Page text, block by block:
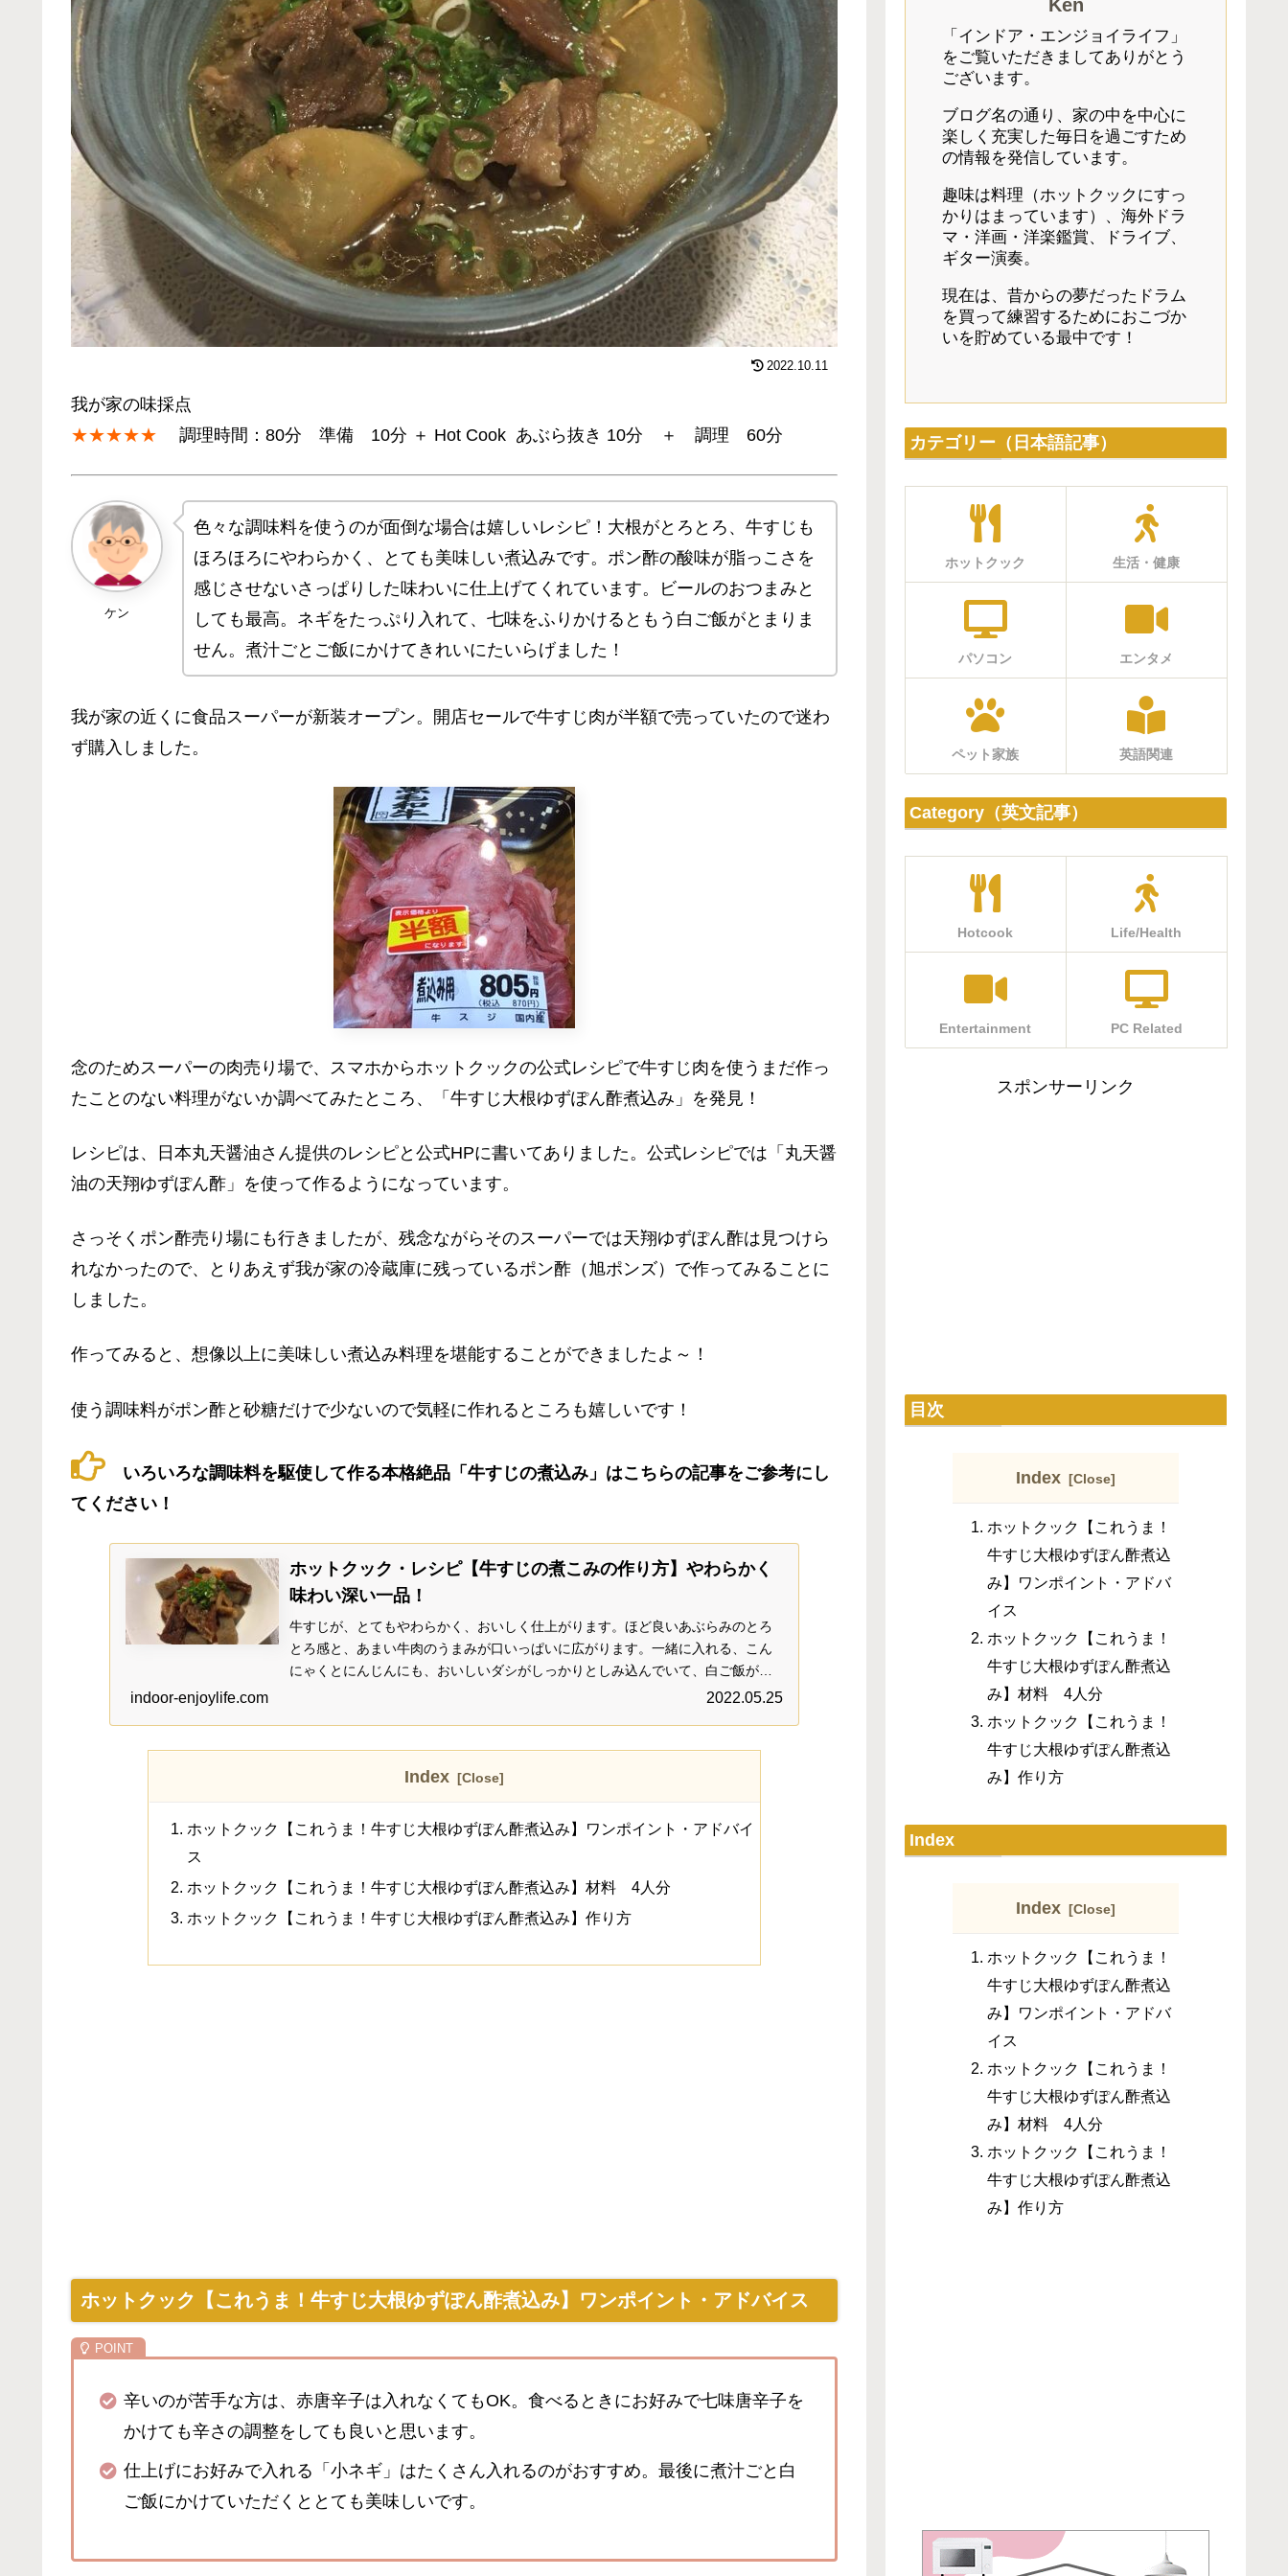
2022.10.11
我が家の味採点
★★★★★ 調理時間：80分 準備 10分 ＋ Hot Cook あぶら抜き 10分 ＋ 調理 60分
ケン
色々な調味料を使うのが面倒な場合は嬉しいレシピ！大根がとろとろ、牛すじも
ほろほろにやわらかく、とても美味しい煮込みです。ポン酢の酸味が脂っこさを
感じさせないさっぱりした味わいに仕上げてくれています。ビールのおつまみと
しても最高。ネギをたっぷり入れて、七味をふりかけるともう白ご飯がとまりま
せん。煮汁ごとご飯にかけてきれいにたいらげました！
我が家の近くに食品スーパーが新装オープン。開店セールで牛すじ肉が半額で売っていたので迷わ
ず購入しました。
念のためスーパーの肉売り場で、スマホからホットクックの公式レシピで牛すじ肉を使うまだ作っ
たことのない料理がないか調べてみたところ、「牛すじ大根ゆずぽん酢煮込み」を発見！
レシピは、日本丸天醤油さん提供のレシピと公式HPに書いてありました。公式レシピでは「丸天醤
油の天翔ゆずぽん酢」を使って作るようになっています。
さっそくポン酢売り場にも行きましたが、残念ながらそのスーパーでは天翔ゆずぽん酢は見つけら
れなかったので、とりあえず我が家の冷蔵庫に残っているポン酢（旭ポンズ）で作ってみることに
しました。
作ってみると、想像以上に美味しい煮込み料理を堪能することができましたよ～！
使う調味料がポン酢と砂糖だけで少ないので気軽に作れるところも嬉しいです！
いろいろな調味料を駆使して作る本格絶品「牛すじの煮込み」はこちらの記事をご参考にし
てください！
ホットクック・レシピ【牛すじの煮こみの作り方】やわらかく
味わい深い一品！
牛すじが、とてもやわらかく、おいしく仕上がります。ほど良いあぶらみのとろ
とろ感と、あまい牛肉のうまみが口いっぱいに広がります。一緒に入れる、こん
にゃくとにんじんにも、おいしいダシがしっかりとしみ込んでいて、白ご飯がど
indoor-enjoylife.com 2022.05.25
Index
ホットクック【これうま！牛すじ大根ゆずぽん酢煮込み】ワンポイント・アドバイ
ス
ホットクック【これうま！牛すじ大根ゆずぽん酢煮込み】材料 4人分
ホットクック【これうま！牛すじ大根ゆずぽん酢煮込み】作り方
ホットクック【これうま！牛すじ大根ゆずぽん酢煮込み】ワンポイント・アドバイス
辛いのが苦手な方は、赤唐辛子は入れなくてもOK。食べるときにお好みで七味唐辛子を
かけても辛さの調整をしても良いと思います。
仕上げにお好みで入れる「小ネギ」はたくさん入れるのがおすすめ。最後に煮汁ごと白
ご飯にかけていただくととても美味しいです。
Ken
「インドア・エンジョイライフ」
をご覧いただきましてありがとう
ございます。
ブログ名の通り、家の中を中心に
楽しく充実した毎日を過ごすため
の情報を発信しています。
趣味は料理（ホットクックにすっ
かりはまっています）、海外ドラ
マ・洋画・洋楽鑑賞、ドライブ、
ギター演奏。
現在は、昔からの夢だったドラム
を買って練習するためにおこづか
いを貯めている最中です！
カテゴリー（日本語記事）
ホットクック 生活・健康
パソコン エンタメ
ペット家族 英語関連
Category（英文記事）
Hotcook Life/Health
Entertainment PC Related
スポンサーリンク
目次
Index
ホットクック【これうま！
牛すじ大根ゆずぽん酢煮込
み】ワンポイント・アドバ
イス
ホットクック【これうま！
牛すじ大根ゆずぽん酢煮込
み】材料 4人分
ホットクック【これうま！
牛すじ大根ゆずぽん酢煮込
み】作り方
Index
Index
ホットクック【これうま！
牛すじ大根ゆずぽん酢煮込
み】ワンポイント・アドバ
イス
ホットクック【これうま！
牛すじ大根ゆずぽん酢煮込
み】材料 4人分
ホットクック【これうま！
牛すじ大根ゆずぽん酢煮込
み】作り方